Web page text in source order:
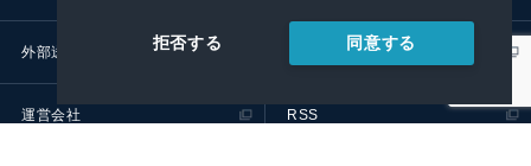
拒否する 同意する
外部送信ポリシー プレスリリース取扱基準
運営会社 RSS